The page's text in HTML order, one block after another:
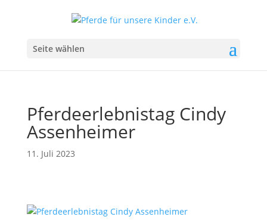
Seite wählen
Pferdeerlebnistag Cindy
Assenheimer
11. Juli 2023